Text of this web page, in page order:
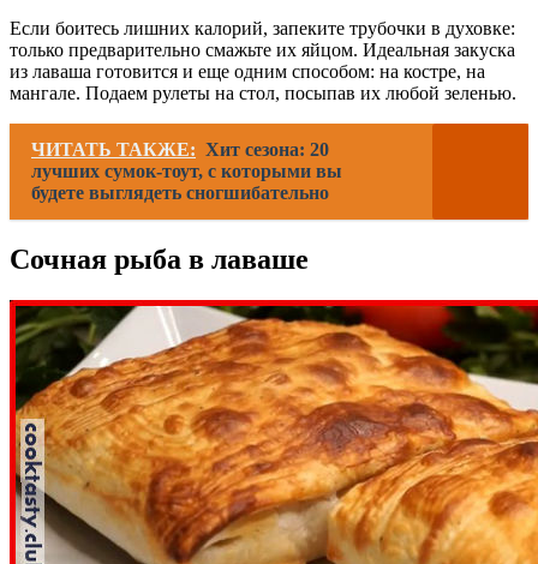
Если боитесь лишних калорий, запеките трубочки в духовке:
только предварительно смажьте их яйцом. Идеальная закуска
из лаваша готовится и еще одним способом: на костре, на
мангале. Подаем рулеты на стол, посыпав их любой зеленью.
ЧИТАТЬ ТАКЖЕ: Хит сезона: 20
лучших сумок-тоут, с которыми вы
будете выглядеть сногшибательно
Сочная рыба в лаваше